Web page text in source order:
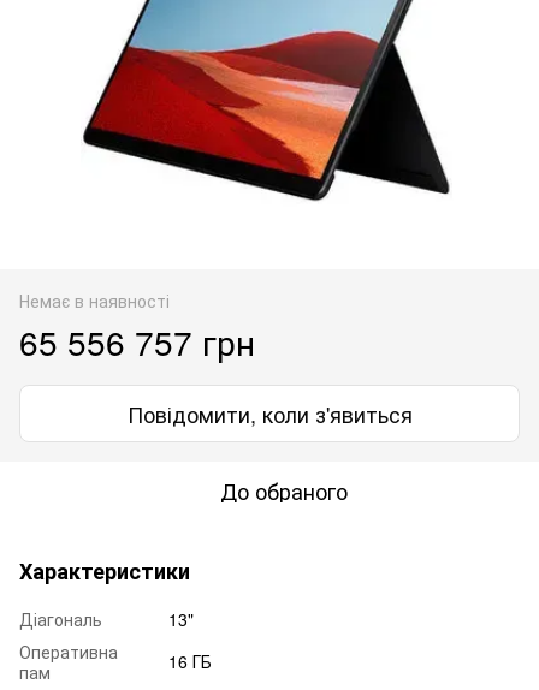
Немає в наявності
65 556 757 грн
Повідомити, коли з'явиться
До обраного
Характеристики
Діагональ
13"
Оперативна
пам
16 ГБ